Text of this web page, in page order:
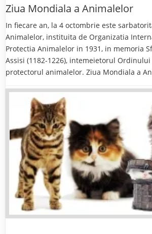
Ziua Mondiala a Animalelor
In fiecare an, la 4 octombrie este
Animalelor, instituita de Organizatia
Protectia Animalelor in 1931, in memoria
Assisi (1182-1226), intemeietorul Ordinului
protectorul animalelor. Ziua Mondiala a